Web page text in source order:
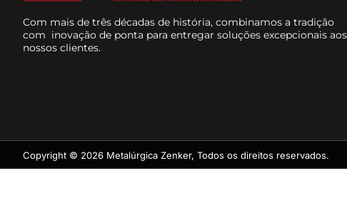
Com mais de três décadas de história, combinamos a tradição
com inovação de ponta para entregar soluções excepcionais aos
nossos clientes.
Copyright © 2026 Metalúrgica Zenker, Todos os direitos reservados.